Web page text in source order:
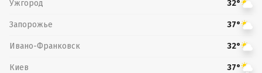
Ужгород 32°
Запорожье 37°
Ивано-Франковск 32°
Киев 37°